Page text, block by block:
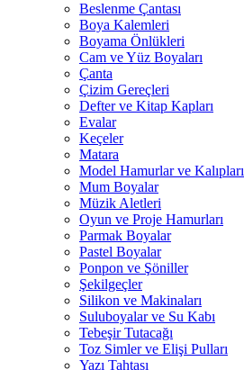
Beslenme Çantası
Boya Kalemleri
Boyama Önlükleri
Cam ve Yüz Boyaları
Çanta
Çizim Gereçleri
Defter ve Kitap Kapları
Evalar
Keçeler
Matara
Model Hamurlar ve Kalıpları
Mum Boyalar
Müzik Aletleri
Oyun ve Proje Hamurları
Parmak Boyalar
Pastel Boyalar
Ponpon ve Şöniller
Şekilgeçler
Silikon ve Makinaları
Suluboyalar ve Su Kabı
Tebeşir Tutacağı
Toz Simler ve Elişi Pulları
Yazı Tahtası